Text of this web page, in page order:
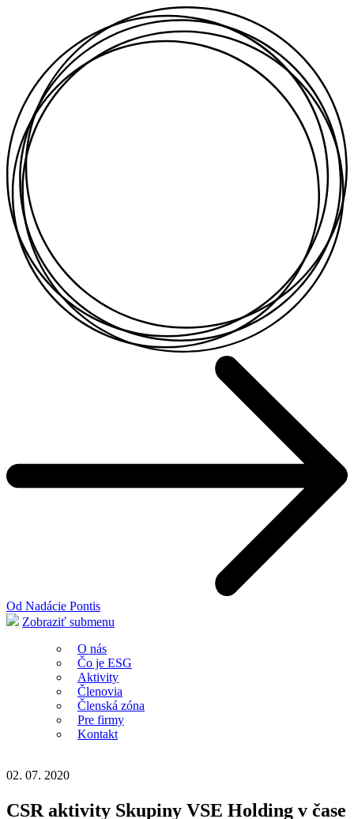
Od Nadácie Pontis
Zobraziť submenu
O nás
Čo je ESG
Aktivity
Členovia
Členská zóna
Pre firmy
Kontakt
02. 07. 2020
CSR aktivity Skupiny VSE Holding v čase